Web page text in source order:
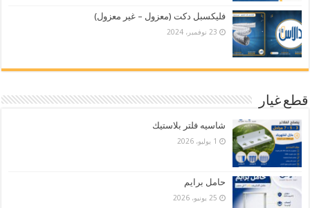
فليكسبل دكت (معزول – غير معزول)
23 نوفمبر، 2024
قطع غيار
شاسيه فلتر بلاستيك
1 يوليو، 2026
حامل برايم
25 يونيو، 2026